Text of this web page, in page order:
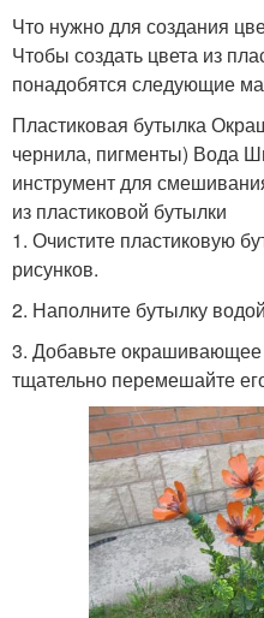
Что нужно для создания
Чтобы создать цвета из
понадобятся следующие
Пластиковая бутылка
чернила, пигменты) Вода
инструмент для
из пластиковой бутылки
1. Очистите пластиковую
рисунков.
2. Наполните бутылку
3. Добавьте
тщательно перемешайте